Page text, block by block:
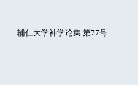
辅仁大学神学论集 第77号